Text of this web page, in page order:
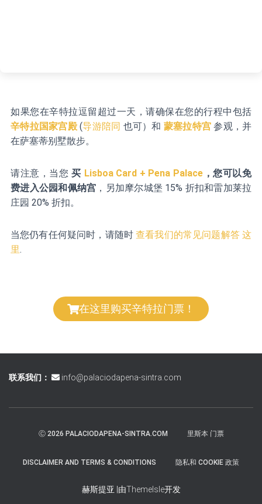
如果您在辛特拉逗留超过一天，请确保在您的行程中包括
辛特拉国家宫殿(导游陪同 也可）和 蒙塞拉特宫 参观，并
在萨塞蒂别墅散步。
请注意，当您买 Lisboa Card + Pena Palace，您可以免
费进入公园和佩纳宫 ，另加摩尔城堡 15% 折扣和雷加莱拉
庄园 20% 折扣。
当您仍有任何疑问时，请随时查看我们的常见问题解答 这
里.
在这里购买辛特拉门票！
联系我们： info@palaciodapena-sintra.com
Ⓒ 2026 PALACIODAPENA-SINTRA.COM 里斯本 门票
DISCLAIMER AND TERMS & CONDITIONS 隐私和 COOKIE 政策
赫斯提亚 |由ThemeIsle开发